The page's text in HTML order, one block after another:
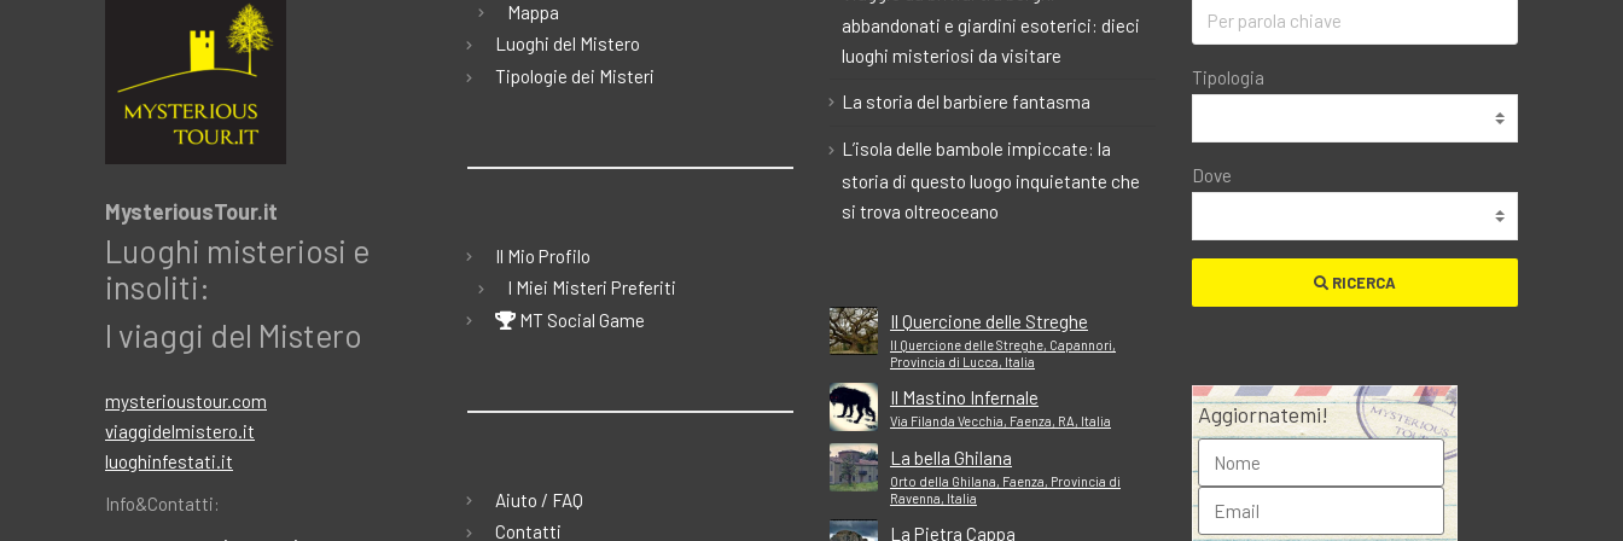
MysteriousTour.it
Luoghi misteriosi e
insoliti:
I viaggi del Mistero
mysterioustour.com
viaggidelmistero.it
luoghinfestati.it
Info&Contatti:
Mappa
Luoghi del Mistero
Tipologie dei Misteri
Il Mio Profilo
I Miei Misteri Preferiti
MT Social Game
Aiuto / FAQ
Contatti
abbandonati e giardini esoterici: dieci
luoghi misteriosi da visitare
La storia del barbiere fantasma
L’isola delle bambole impiccate: la
storia di questo luogo inquietante che
si trova oltreoceano
Il Quercione delle Streghe
Il Quercione delle Streghe, Capannori,
Provincia di Lucca, Italia
Il Mastino Infernale
Via Filanda Vecchia, Faenza, RA, Italia
La bella Ghilana
Orto della Ghilana, Faenza, Provincia di
Ravenna, Italia
La Pietra Cappa
Tipologia
Dove
RICERCA
Aggiornatemi!